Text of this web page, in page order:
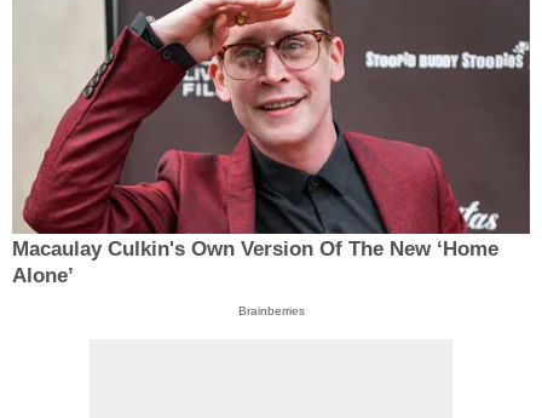
Macaulay Culkin's Own Version Of The New ‘Home
Alone’
Brainberries